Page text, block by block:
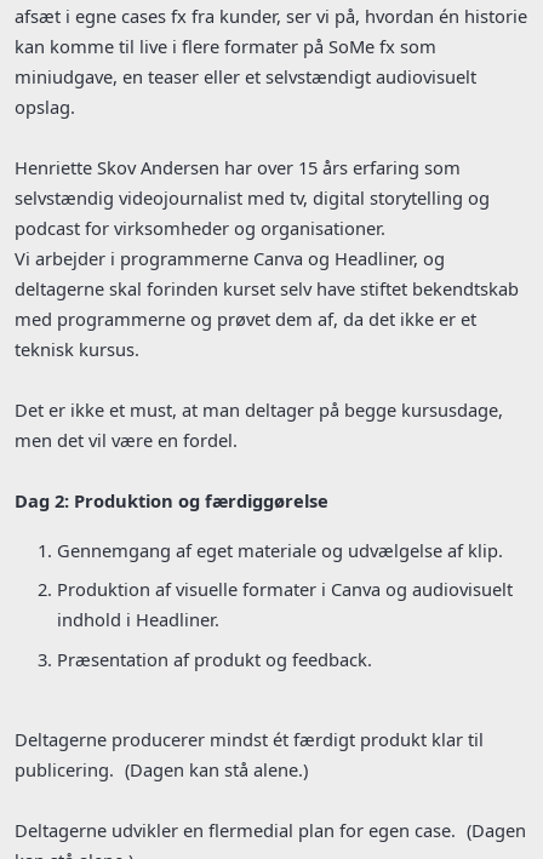
afsæt i egne cases fx fra kunder, ser vi på, hvordan én historie
kan komme til live i flere formater på SoMe fx som
miniudgave, en teaser eller et selvstændigt audiovisuelt
opslag.
Henriette Skov Andersen har over 15 års erfaring som
selvstændig videojournalist med tv, digital storytelling og
podcast for virksomheder og organisationer.
Vi arbejder i programmerne Canva og Headliner, og
deltagerne skal forinden kurset selv have stiftet bekendtskab
med programmerne og prøvet dem af, da det ikke er et
teknisk kursus.
Det er ikke et must, at man deltager på begge kursusdage,
men det vil være en fordel.
Dag 2: Produktion og færdiggørelse
Gennemgang af eget materiale og udvælgelse af klip.
Produktion af visuelle formater i Canva og audiovisuelt
indhold i Headliner.
Præsentation af produkt og feedback.
Deltagerne producerer mindst ét færdigt produkt klar til
publicering. (Dagen kan stå alene.)
Deltagerne udvikler en flermedial plan for egen case. (Dagen